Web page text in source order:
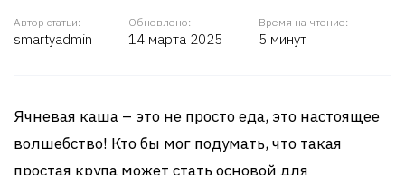
Автор статьи:
smartyadmin
Обновлено:
14 марта 2025
Время на чтение:
5 минут
Ячневая каша – это не просто еда, это настоящее
волшебство! Кто бы мог подумать, что такая
простая крупа может стать основой для